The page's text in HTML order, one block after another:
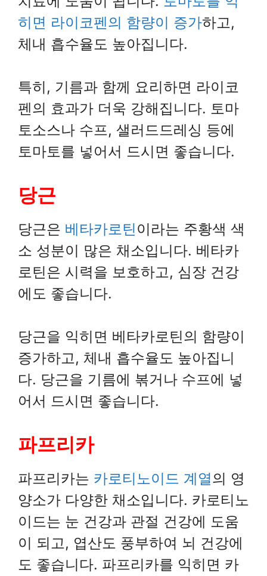
히면 라이코펜의 함량이 증가하고,
체내 흡수율도 높아집니다.
특히, 기름과 함께 요리하면 라이코
펜의 효과가 더욱 강해집니다. 토마
토소스나 수프, 샐러드드레싱 등에
토마토를 넣어서 드시면 좋습니다.
당근
당근은 베타카로틴이라는 주황색 색
소 성분이 많은 채소입니다. 베타카
로틴은 시력을 보호하고, 심장 건강
에도 좋습니다.
당근을 익히면 베타카로틴의 함량이
증가하고, 체내 흡수율도 높아집니
다. 당근을 기름에 볶거나 수프에 넣
어서 드시면 좋습니다.
파프리카
파프리카는 카로티노이드 계열의 영
양소가 다양한 채소입니다. 카로티노
이드는 눈 건강과 관절 건강에 도움
이 되고, 엽산도 풍부하여 뇌 건강에
도 좋습니다. 파프리카를 익히면 카